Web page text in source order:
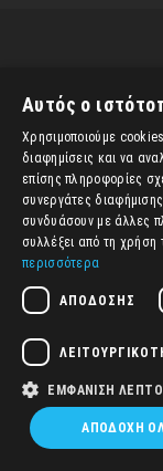
Αυτός ο
Χρησιμοποιούμε
διαφημίσεις και να
επίσης πληροφορίες
συνεργάτες
συνδυάσουν με άλλες
συλλέξει από τη
περισσότερα
ΑΠΌΔΟΣΗΣ
ΕΜΦΆΝΙΣΗ
ΑΠΟΔΟΧΉ